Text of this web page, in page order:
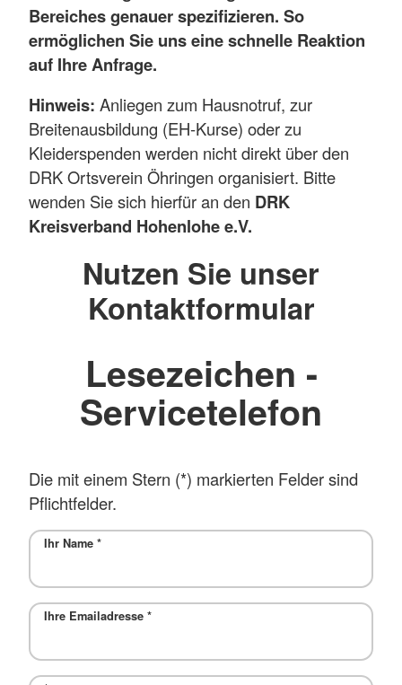
Bereiches genauer spezifizieren. So
ermöglichen Sie uns eine schnelle Reaktion
auf Ihre Anfrage.
Hinweis: Anliegen zum Hausnotruf, zur
Breitenausbildung (EH-Kurse) oder zu
Kleiderspenden werden nicht direkt über den
DRK Ortsverein Öhringen organisiert. Bitte
wenden Sie sich hierfür an den DRK
Kreisverband Hohenlohe e.V.
Nutzen Sie unser
Kontaktformular
Lesezeichen -
Servicetelefon
Die mit einem Stern (*) markierten Felder sind
Pflichtfelder.
Ihr Name *
Ihre Emailadresse *